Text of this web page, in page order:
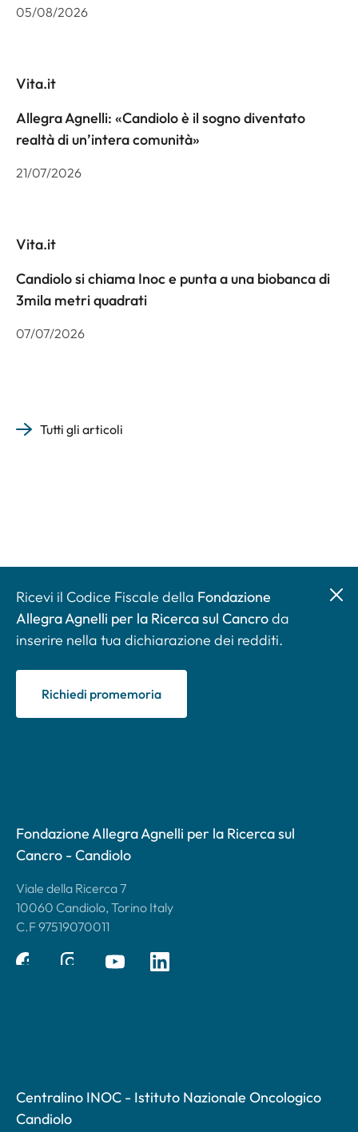
05/08/2026
Vita.it
Allegra Agnelli: «Candiolo è il sogno diventato
realtà di un’intera comunità»
21/07/2026
Vita.it
Candiolo si chiama Inoc e punta a una biobanca di
3mila metri quadrati
07/07/2026
Tutti gli articoli
Ricevi il Codice Fiscale della Fondazione
Allegra Agnelli per la Ricerca sul Cancroda
inserire nella tua dichiarazione dei redditi.
Richiedi promemoria
Fondazione Allegra Agnelli per la Ricerca sul
Cancro - Candiolo
Viale della Ricerca 7
10060 Candiolo, Torino Italy
C.F 97519070011
Centralino INOC - Istituto Nazionale Oncologico
Candiolo